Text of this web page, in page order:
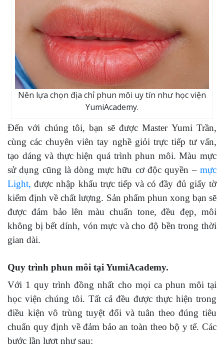
Nên lựa chọn địa chỉ phun môi uy tín như học viện
YumiAcademy.
Đến với chúng tôi, bạn sẽ được Master Yumi Trần,
cùng các chuyên viên tay nghề giỏi trực tiếp tư vấn,
tạo dáng và thực hiện quá trình phun môi. Màu mực
sử dụng cũng là dòng mực hữu cơ độc quyền – mực
Light, được nhập khẩu trực tiếp và có đầy đủ giấy tờ
kiểm định về chất lượng. Sản phẩm phun xong bạn sẽ
được đảm bảo lên màu chuẩn tone, đều đẹp, môi
không bị bết dính, vón mực và cho độ bền trong thời
gian dài.
Quy trình phun môi tại YumiAcademy.
Với 1 quy trình đồng nhất cho mọi ca phun môi tại
học viện chúng tôi. Tất cả đều được thực hiện trong
điều kiện vô trùng tuyệt đối và tuân theo đúng tiêu
chuẩn quy định về đảm bảo an toàn theo bộ y tế. Các
bước lần lượt như sau: